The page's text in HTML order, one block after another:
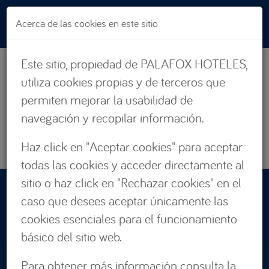
Pasar al contenido principal
RESERVAS:
876 662 535
Acerca de las cookies en este sitio
Este sitio, propiedad de PALAFOX HOTELES,
utiliza cookies propias y de terceros que
permiten mejorar la usabilidad de
navegación y recopilar información.
Haz click en "Aceptar cookies" para aceptar
todas las cookies y acceder directamente al
sitio o haz click en "Rechazar cookies" en el
caso que desees aceptar únicamente las
cookies esenciales para el funcionamiento
básico del sitio web.
Para obtener más información consulta la